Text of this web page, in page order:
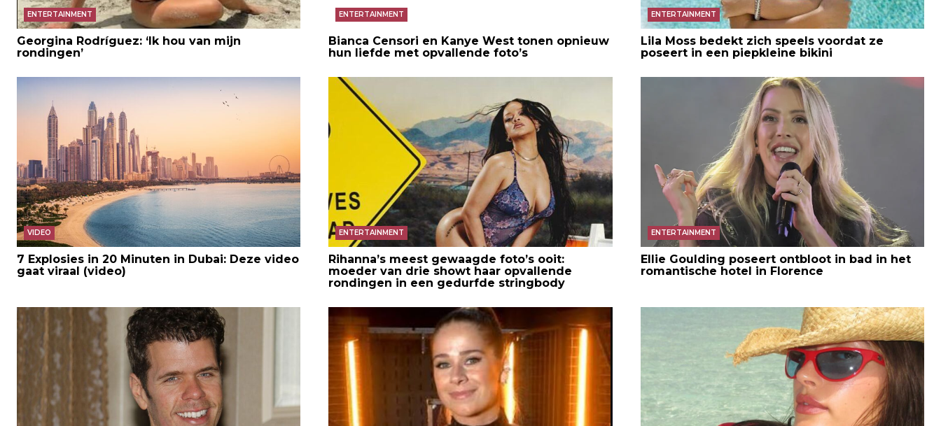
ENTERTAINMENT
Georgina Rodríguez: ‘Ik hou van mijn
rondingen’
ENTERTAINMENT
Bianca Censori en Kanye West tonen opnieuw
hun liefde met opvallende foto’s
ENTERTAINMENT
Lila Moss bedekt zich speels voordat ze
poseert in een piepkleine bikini
VIDEO
7 Explosies in 20 Minuten in Dubai: Deze video
gaat viraal (video)
ENTERTAINMENT
Rihanna’s meest gewaagde foto’s ooit:
moeder van drie showt haar opvallende
rondingen in een gedurfde stringbody
ENTERTAINMENT
Ellie Goulding poseert ontbloot in bad in het
romantische hotel in Florence